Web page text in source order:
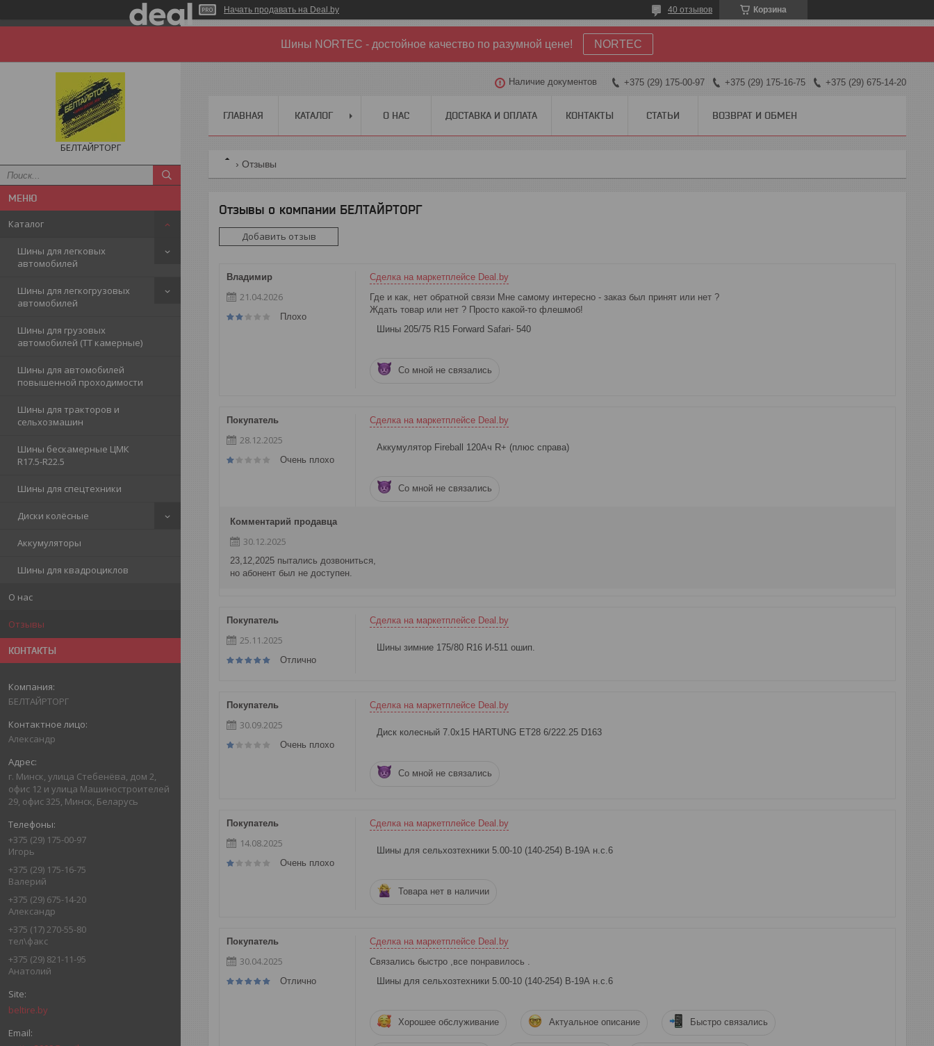
Начать продавать на Deal.by Корзина
40 отзывов
Шины NORTEC - достойное качество по разумной цене! NORTEC
БЕЛТАЙРТОРГ
Каталог
Шины для легковых
автомобилей
Шины для легкогрузовых
автомобилей
Шины для грузовых
автомобилей (ТТ камерные)
Шины для автомобилей
повышенной проходимости
Шины для тракторов и
сельхозмашин
Шины бескамерные ЦМК
R17.5-R22.5
Шины для спецтехники
Диски колёсные
Аккумуляторы
Шины для квадроциклов
О нас
Отзывы
КОНТАКТЫ
БЕЛТАЙРТОРГ
Александр
г. Минск, улица Стебенёва, дом 2,
офис 12 и улица Машиностроителей
29, офис 325, Минск, Беларусь
+375 (29) 175-00-97
Игорь
+375 (29) 175-16-75
Валерий
+375 (29) 675-14-20
Александр
+375 (17) 270-55-80
тел\факс
+375 (29) 821-11-95
Анатолий
beltire.by
Наличие документов +375 (29) 175-00-97 +375 (29) 175-16-75 +375 (29) 675-14-20
ГЛАВНАЯ КАТАЛОГ О НАС ДОСТАВКА И ОПЛАТА КОНТАКТЫ СТАТЬИ ВОЗВРАТ И ОБМЕН
Отзывы
Отзывы о компании БЕЛТАЙРТОРГ
Добавить отзыв
Владимир
21.04.2026
Плохо
Сделка на маркетплейсе Deal.by
Где и как, нет обратной связи Мне самому интересно - заказ был принят или нет ?
Ждать товар или нет ? Просто какой-то флешмоб!
Шины 205/75 R15 Forward Safari- 540
Со мной не связались
Покупатель
28.12.2025
Очень плохо
Сделка на маркетплейсе Deal.by
Аккумулятор Fireball 120Ач R+ (плюс справа)
Со мной не связались
Комментарий продавца
30.12.2025
23,12,2025 пытались дозвониться,
но абонент был не доступен.
Покупатель
25.11.2025
Отлично
Сделка на маркетплейсе Deal.by
Шины зимние 175/80 R16 И-511 ошип.
Покупатель
30.09.2025
Очень плохо
Сделка на маркетплейсе Deal.by
Диск колесный 7.0x15 HARTUNG ET28 6/222.25 D163
Со мной не связались
Покупатель
14.08.2025
Очень плохо
Сделка на маркетплейсе Deal.by
Шины для сельхозтехники 5.00-10 (140-254) В-19А н.с.6
Товара нет в наличии
Покупатель
30.04.2025
Отлично
Сделка на маркетплейсе Deal.by
Связались быстро ,все понравилось .
Шины для сельхозтехники 5.00-10 (140-254) В-19А н.с.6
Хорошее обслуживание Актуальное описание Быстро связались